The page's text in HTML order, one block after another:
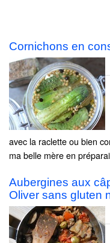
Cornichons en
avec la raclette ou bien
ma belle mère en
Aubergines aux
Oliver sans gluten